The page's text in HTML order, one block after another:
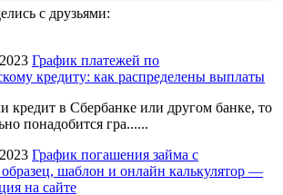
с друзьями:
График платежей по
кредиту: как распределены выплаты
кредит в Сбербанке или другом банке, то
понадобится гра......
График погашения займа с
шаблон и онлайн калькулятор —
на сайте